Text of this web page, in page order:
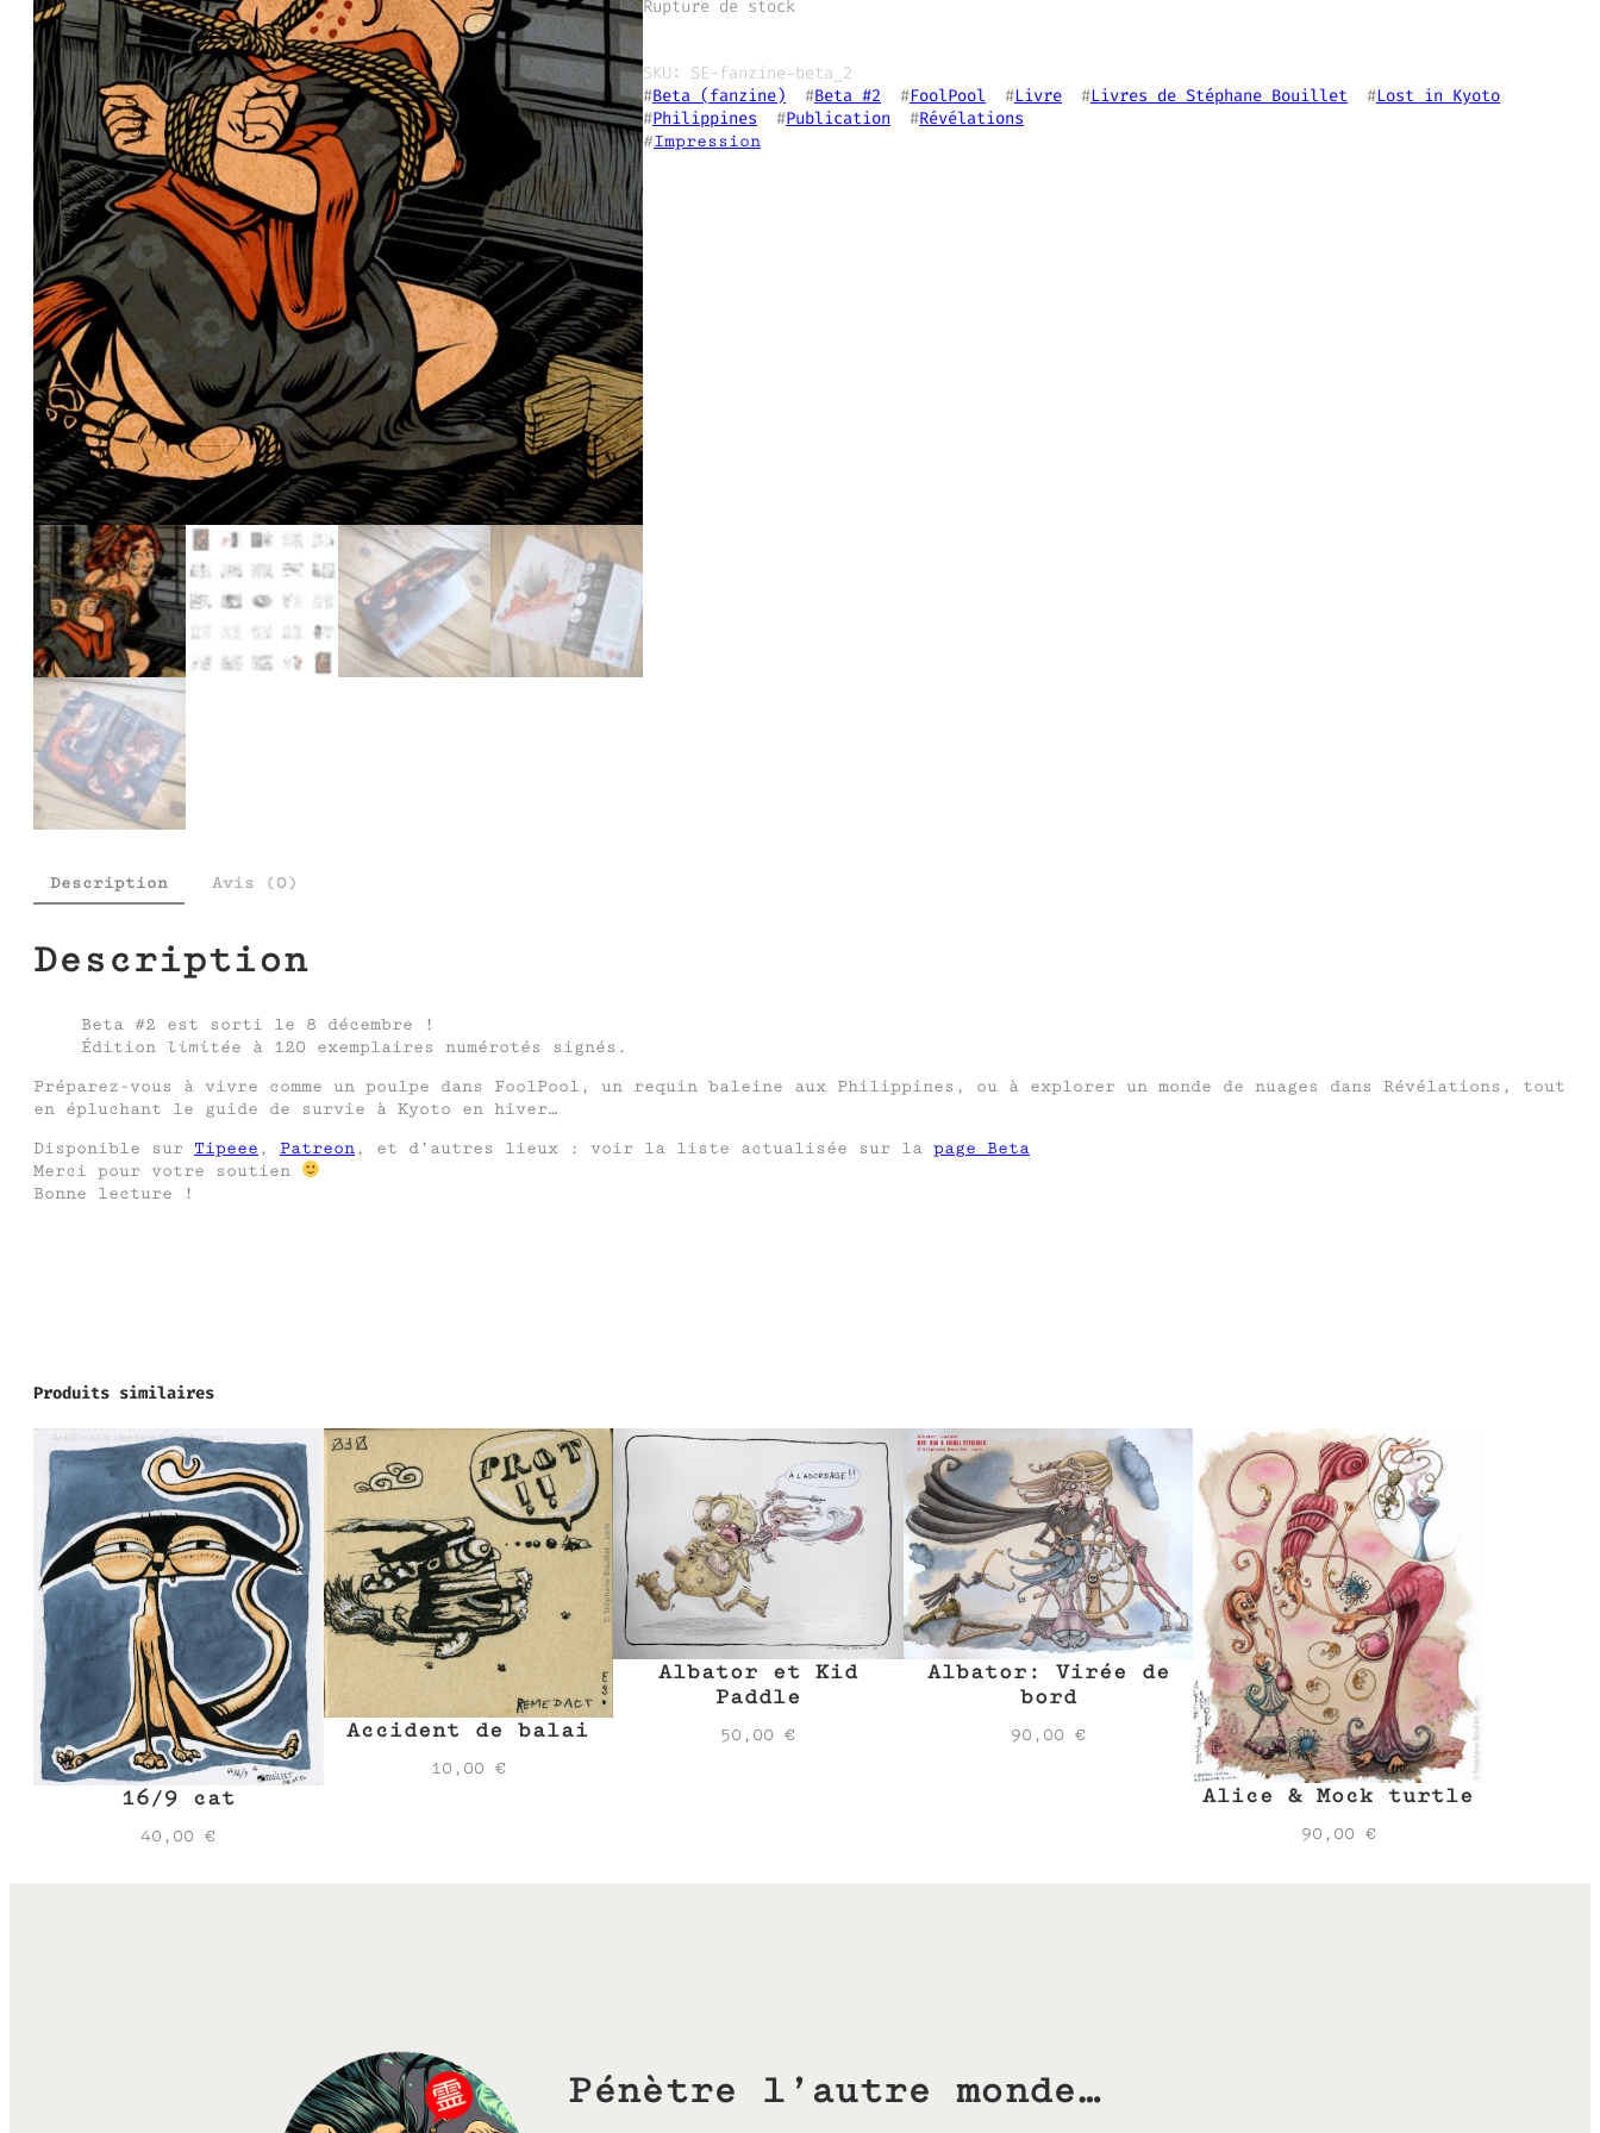
Rupture de stock
SKU:
SE-fanzine-beta_2
#Beta (fanzine)
  #
Beta #2
  #
FoolPool
  #
Livre
  #
Livres de Stéphane Bouillet
  #
Lost in Kyoto
#Philippines
  #
Publication
  #
Révélations
#Impression
Description Avis (0)
Description
Beta #2 est sorti le 8 décembre !
Édition limitée à 120 exemplaires numérotés signés.
Préparez-vous à vivre comme un poulpe dans FoolPool, un requin baleine aux Philippines, ou à explorer un monde de nuages dans Révélations, tout
en épluchant le guide de survie à Kyoto en hiver…
Disponible sur Tipeee , Patreon, et d’autres lieux : voir la liste actualisée sur la page Beta
Merci pour votre soutien
Bonne lecture !
Produits similaires
16/9 cat
40,00€
Accident de balai
10,00 €
Albator et Kid
Paddle
50,00€
Albator: Virée de
bord
90,00€
Alice & Mock turtle
90,00 €
Pénètre l’autre monde…